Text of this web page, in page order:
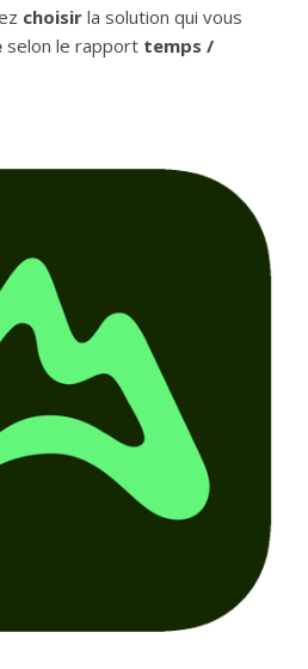
choisir la solution qui vous
selon le rapport temps /